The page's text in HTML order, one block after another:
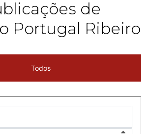
de
Portugal Ribeiro
Todos